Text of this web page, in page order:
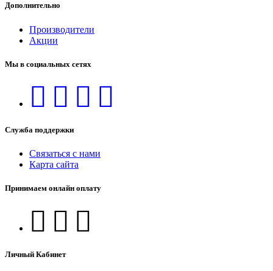
Дополнительно
Производители
Акции
Мы в социальных сетях
Служба поддержки
Связаться с нами
Карта сайта
Принимаем онлайн оплату
Личный Кабинет